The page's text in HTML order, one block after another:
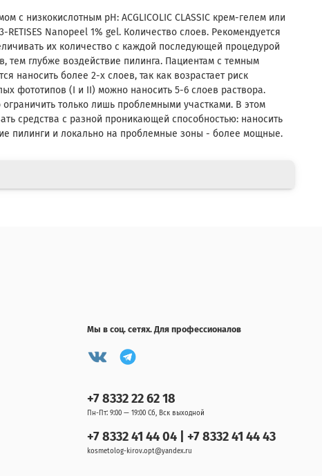
с низкокислотным рН: ACGLICOLIC CLASSIC крем-гелем или
RETISES Nanopeel 1% gel. Количество слоев. Рекомендуется
их количество с каждой последующей процедурой
тем глубже воздействие пилинга. Пациентам с темным
наносить более 2-х слоев, так как возрастает риск
фототипов (I и II) можно наносить 5-6 слоев раствора.
только лишь проблемными участками. В этом
средства с разной проникающей способностью: наносить
пилинги и локально на проблемные зоны - более мощные.
Мы в соц. сетях. Для профессионалов
+7 8332 22 62 18
Пн-Пт: 9:00 — 19:00 Сб, Вск выходной
+7 8332 41 44 04 | +7 8332 41 44 43
kosmetolog-kirov.opt@yandex.ru